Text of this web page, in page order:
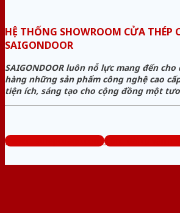
HỆ THỐNG SHOWROOM CỬA THÉP
SAIGONDOOR
SAIGONDOOR luôn nỗ lực mang đến
hàng những sản phẩm công nghệ cao
tiện ích, sáng tạo cho cộng đồng một
www.cuathepcuago.com Tổng đài tư vấn